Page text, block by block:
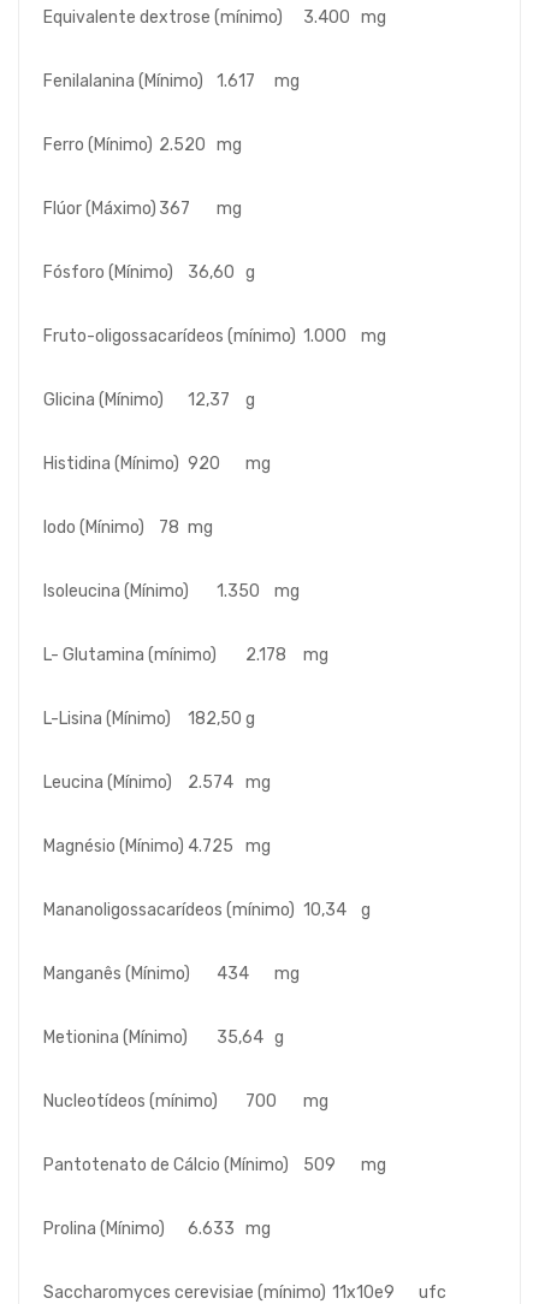
Equivalente dextrose (mínimo) 3.400 mg
Fenilalanina (Mínimo) 1.617 mg
Ferro (Mínimo) 2.520 mg
Flúor (Máximo) 367 mg
Fósforo (Mínimo) 36,60 g
Fruto-oligossacarídeos (mínimo) 1.000 mg
Glicina (Mínimo) 12,37 g
Histidina (Mínimo) 920 mg
Iodo (Mínimo) 78 mg
Isoleucina (Mínimo) 1.350 mg
L- Glutamina (mínimo) 2.178 mg
L-Lisina (Mínimo) 182,50 g
Leucina (Mínimo) 2.574 mg
Magnésio (Mínimo) 4.725 mg
Mananoligossacarídeos (mínimo) 10,34 g
Manganês (Mínimo) 434 mg
Metionina (Mínimo) 35,64 g
Nucleotídeos (mínimo) 700 mg
Pantotenato de Cálcio (Mínimo) 509 mg
Prolina (Mínimo) 6.633 mg
Saccharomyces cerevisiae (mínimo) 11x10e9 ufc